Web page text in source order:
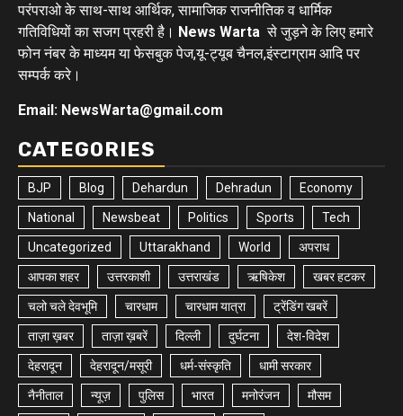
परंपराओ के साथ-साथ आर्थिक, सामाजिक राजनीतिक व धार्मिक
गतिविधियों का सजग प्रहरी है। News Warta से जुड़ने के लिए हमारे
फोन नंबर के माध्यम या फेसबुक पेज,यू-ट्यूब चैनल,इंस्टाग्राम आदि पर
सम्पर्क करे।
Email: NewsWarta@gmail.com
CATEGORIES
BJP Blog Dehardun Dehradun Economy
National Newsbeat Politics Sports Tech
Uncategorized Uttarakhand World अपराध
आपका शहर उत्तरकाशी उत्तराखंड ऋषिकेश खबर हटकर
चलो चले देवभूमि चारधाम चारधाम यात्रा ट्रेंडिंग खबरें
ताज़ा ख़बर ताज़ा ख़बरें दिल्ली दुर्घटना देश-विदेश
देहरादून देहरादून/मसूरी धर्म-संस्कृति धामी सरकार
नैनीताल न्यूज़ पुलिस भारत मनोरंजन मौसम